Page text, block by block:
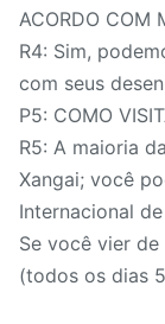
ACORDO COM
R4: Sim,
com seus
P5: COMO
R5: A maioria
Xangai; você
Internacional
Se você vier
(todos os dias